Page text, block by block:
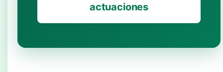
actuaciones